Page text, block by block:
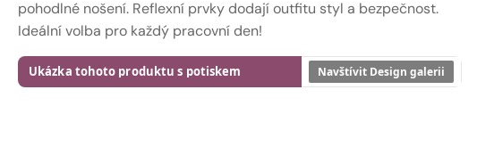
pohodlné nošení. Reflexní prvky dodají outfitu styl a bezpečnost.
Ideální volba pro každý pracovní den!
Ukázka tohoto produktu s potiskem Navštívit Design galerii